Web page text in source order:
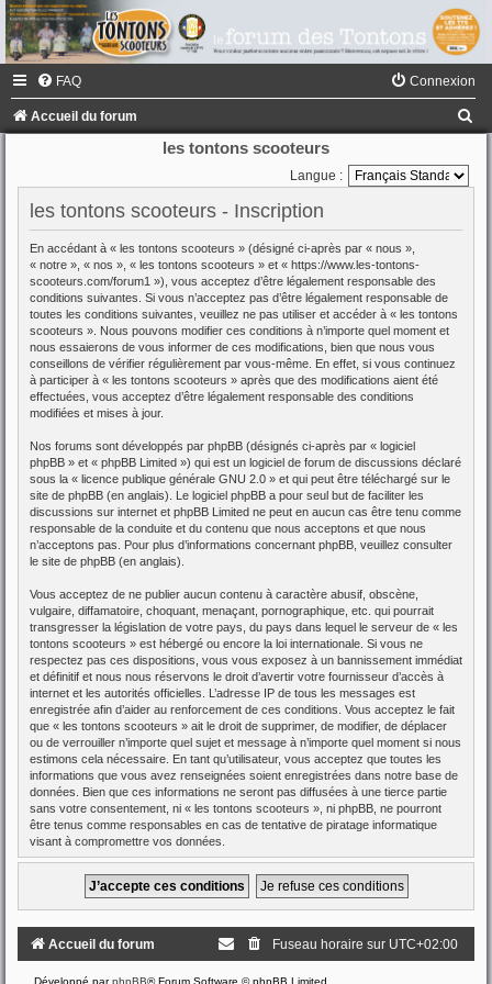
FAQ Connexion
Accueil du forum
les tontons scooteurs
Langue :
les tontons scooteurs - Inscription
En accédant à « les tontons scooteurs » (désigné ci-après par « nous »,
« notre », « nos », « les tontons scooteurs » et « https://www.les-tontons-
scooteurs.com/forum1 »), vous acceptez d’être légalement responsable des
conditions suivantes. Si vous n’acceptez pas d’être légalement responsable de
toutes les conditions suivantes, veuillez ne pas utiliser et accéder à « les tontons
scooteurs ». Nous pouvons modifier ces conditions à n’importe quel moment et
nous essaierons de vous informer de ces modifications, bien que nous vous
conseillons de vérifier régulièrement par vous-même. En effet, si vous continuez
à participer à « les tontons scooteurs » après que des modifications aient été
effectuées, vous acceptez d’être légalement responsable des conditions
modifiées et mises à jour.
Nos forums sont développés par phpBB (désignés ci-après par « logiciel
phpBB » et « phpBB Limited ») qui est un logiciel de forum de discussions déclaré
sous la « licence publique générale GNU 2.0 » et qui peut être téléchargé sur le
site de phpBB (en anglais). Le logiciel phpBB a pour seul but de faciliter les
discussions sur internet et phpBB Limited ne peut en aucun cas être tenu comme
responsable de la conduite et du contenu que nous acceptons et que nous
n’acceptons pas. Pour plus d’informations concernant phpBB, veuillez consulter
le site de phpBB (en anglais).
Vous acceptez de ne publier aucun contenu à caractère abusif, obscène,
vulgaire, diffamatoire, choquant, menaçant, pornographique, etc. qui pourrait
transgresser la législation de votre pays, du pays dans lequel le serveur de « les
tontons scooteurs » est hébergé ou encore la loi internationale. Si vous ne
respectez pas ces dispositions, vous vous exposez à un bannissement immédiat
et définitif et nous nous réservons le droit d’avertir votre fournisseur d’accès à
internet et les autorités officielles. L’adresse IP de tous les messages est
enregistrée afin d’aider au renforcement de ces conditions. Vous acceptez le fait
que « les tontons scooteurs » ait le droit de supprimer, de modifier, de déplacer
ou de verrouiller n’importe quel sujet et message à n’importe quel moment si nous
estimons cela nécessaire. En tant qu’utilisateur, vous acceptez que toutes les
informations que vous avez renseignées soient enregistrées dans notre base de
données. Bien que ces informations ne seront pas diffusées à une tierce partie
sans votre consentement, ni « les tontons scooteurs », ni phpBB, ne pourront
être tenus comme responsables en cas de tentative de piratage informatique
visant à compromettre vos données.
Accueil du forum Fuseau horaire sur UTC+02:00
Développé parphpBB® Forum Software © phpBB Limited